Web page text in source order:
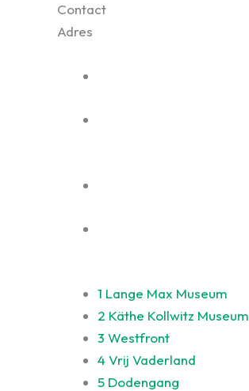
Contact
Adres
1 Lange Max Museum
2 Käthe Kollwitz Museum
3 Westfront
4Vrij Vaderland
5 Dodengang